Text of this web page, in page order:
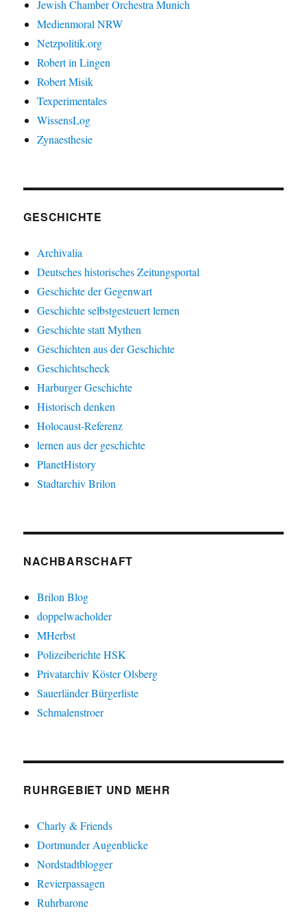
Jewish Chamber Orchestra Munich
Medienmoral NRW
Netzpolitik.org
Robert in Lingen
Robert Misik
Texperimentales
WissensLog
Zynaesthesie
GESCHICHTE
Archivalia
Deutsches historisches Zeitungsportal
Geschichte der Gegenwart
Geschichte selbstgesteuert lernen
Geschichte statt Mythen
Geschichten aus der Geschichte
Geschichtscheck
Harburger Geschichte
Historisch denken
Holocaust-Referenz
lernen aus der geschichte
PlanetHistory
Stadtarchiv Brilon
NACHBARSCHAFT
Brilon Blog
doppelwacholder
MHerbst
Polizeiberichte HSK
Privatarchiv Köster Olsberg
Sauerländer Bürgerliste
Schmalenstroer
RUHRGEBIET UND MEHR
Charly & Friends
Dortmunder Augenblicke
Nordstadtblogger
Revierpassagen
Ruhrbarone